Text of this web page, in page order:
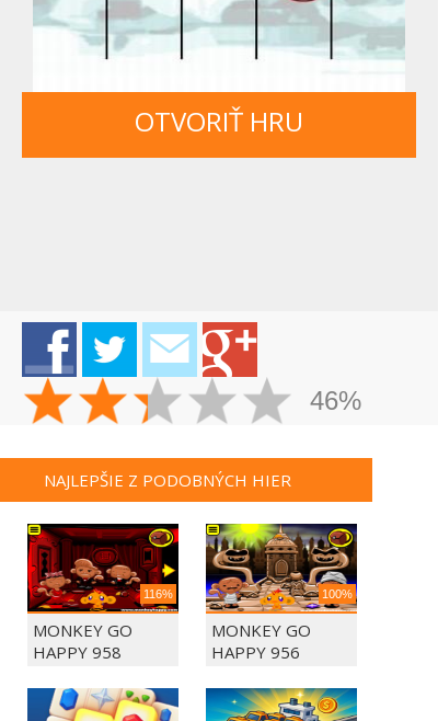
OTVORIŤ HRU
46%
NAJLEPŠIE Z PODOBNÝCH HIER
116%
MONKEY GO
HAPPY 958
100%
MONKEY GO
HAPPY 956